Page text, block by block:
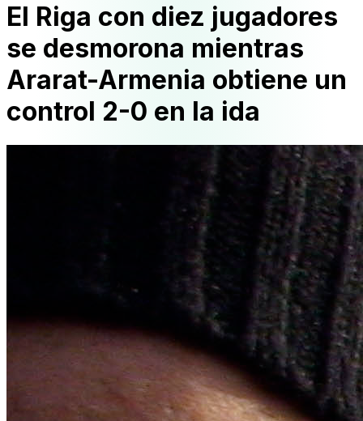
El Riga con diez jugadores
se desmorona mientras
Ararat-Armenia obtiene un
control 2-0 en la ida